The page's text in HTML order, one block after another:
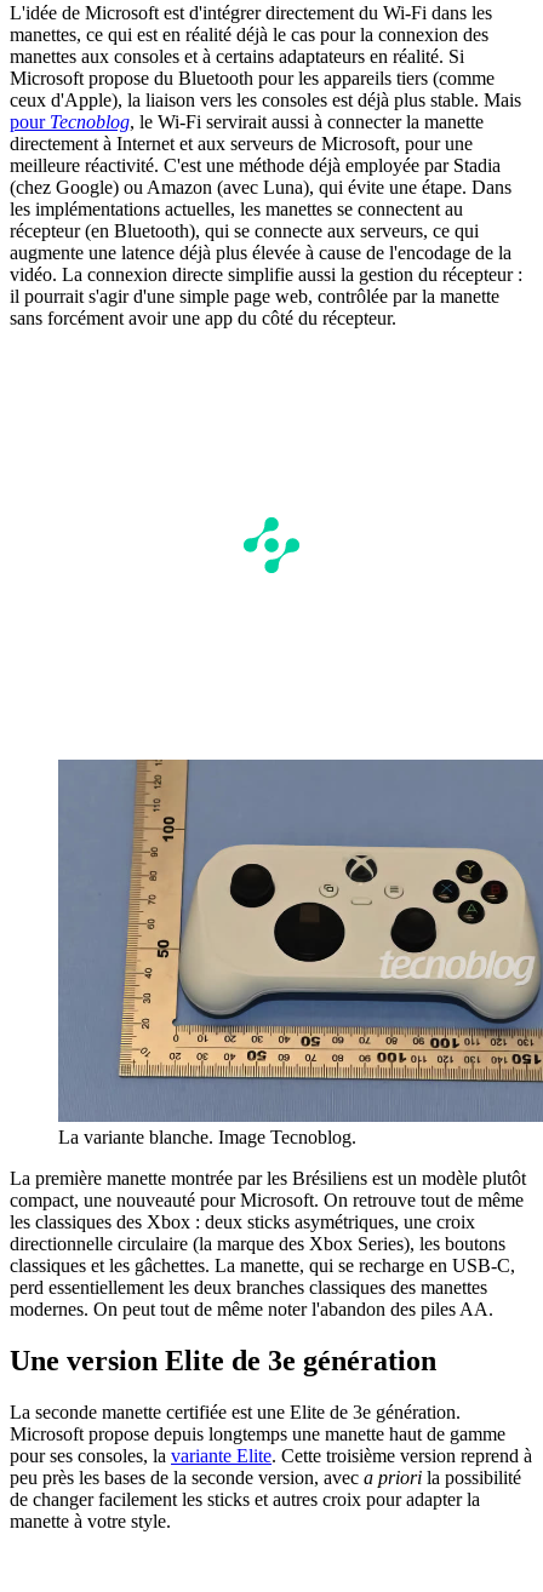
L'idée de Microsoft est d'intégrer directement du Wi-Fi dans les
manettes, ce qui est en réalité déjà le cas pour la connexion des
manettes aux consoles et à certains adaptateurs en réalité. Si
Microsoft propose du Bluetooth pour les appareils tiers (comme
ceux d'Apple), la liaison vers les consoles est déjà plus stable. Mais
pour Tecnoblog, le Wi-Fi servirait aussi à connecter la manette
directement à Internet et aux serveurs de Microsoft, pour une
meilleure réactivité. C'est une méthode déjà employée par Stadia
(chez Google) ou Amazon (avec Luna), qui évite une étape. Dans
les implémentations actuelles, les manettes se connectent au
récepteur (en Bluetooth), qui se connecte aux serveurs, ce qui
augmente une latence déjà plus élevée à cause de l'encodage de la
vidéo. La connexion directe simplifie aussi la gestion du récepteur :
il pourrait s'agir d'une simple page web, contrôlée par la manette
sans forcément avoir une app du côté du récepteur.
La variante blanche. Image Tecnoblog.
La première manette montrée par les Brésiliens est un modèle plutôt
compact, une nouveauté pour Microsoft. On retrouve tout de même
les classiques des Xbox : deux sticks asymétriques, une croix
directionnelle circulaire (la marque des Xbox Series), les boutons
classiques et les gâchettes. La manette, qui se recharge en USB-C,
perd essentiellement les deux branches classiques des manettes
modernes. On peut tout de même noter l'abandon des piles AA.
Une version Elite de 3e génération
La seconde manette certifiée est une Elite de 3e génération.
Microsoft propose depuis longtemps une manette haut de gamme
pour ses consoles, la variante Elite. Cette troisième version reprend à
peu près les bases de la seconde version, avec a priori la possibilité
de changer facilement les sticks et autres croix pour adapter la
manette à votre style.